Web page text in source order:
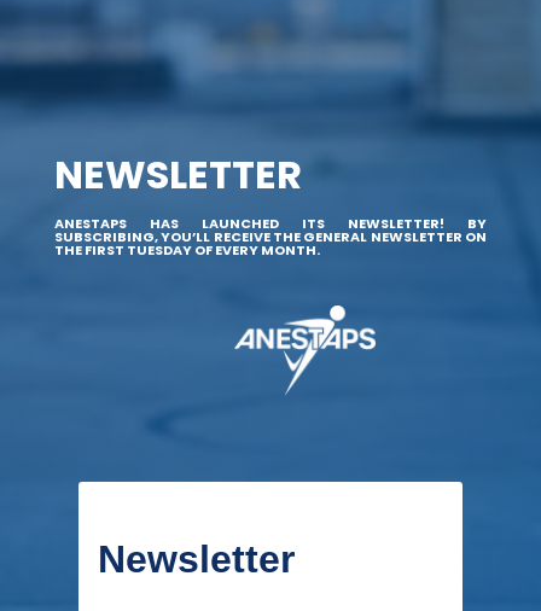
NEWSLETTER
ANESTAPS HAS LAUNCHED ITS NEWSLETTER! BY
SUBSCRIBING, YOU’LL RECEIVE THE GENERAL NEWSLETTER ON
THE FIRST TUESDAY OF EVERY MONTH.